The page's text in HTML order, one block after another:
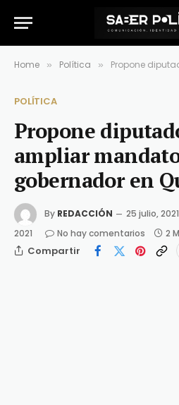
Home » Política » Propone diputado de Morena
POLÍTICA
Propone
ampliar
gobernador en
By REDACCIÓN 25 julio, 2021
2021
No hay comentarios 2
Compartir